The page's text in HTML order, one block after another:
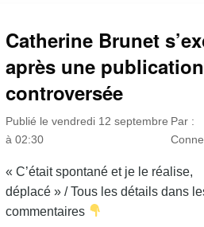
Catherine Brunet
après une
controversée
Publié le vendredi 12 septembre
à 02:30
Par :
« C’était spontané et je le réalise,
déplacé » / Tous les détails dans
commentaires